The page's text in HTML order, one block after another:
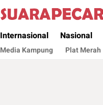
Suara Pecari
Suara Pencerahan Anak Negeri
Internasional Nasional
Media Kampung Plat Merah